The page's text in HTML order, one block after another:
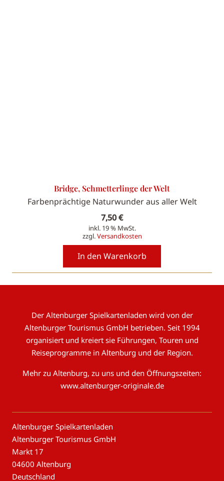
Bridge, Schmetterlinge der Welt
Farbenprächtige Naturwunder aus aller Welt
7,50€
inkl. 19 % MwSt.
zzgl.Versandkosten
In den Warenkorb
Der Altenburger Spielkartenladen wird von der
Altenburger Tourismus GmbH betrieben. Seit 1994
organisiert und kreiert sie Führungen, Touren und
Reiseprogramme in Altenburg und der Region.
Mehr zu Altenburg, zu uns und den Öffnungszeiten:
www.altenburger-originale.de
Altenburger Spielkartenladen
Altenburger Tourismus GmbH
Markt 17
04600 Altenburg
Deutschland